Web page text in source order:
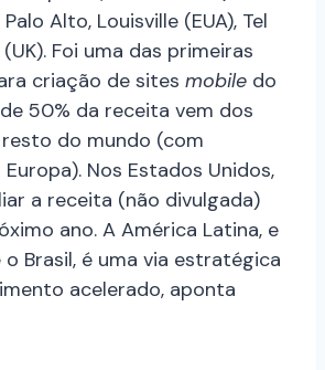
Alto, Louisville (EUA), Tel
Foi uma das primeiras
criação de sites mobile do
50% da receita vem dos
resto do mundo (com
Nos Estados Unidos,
a receita (não divulgada)
ano. A América Latina, e
Brasil, é uma via estratégica
acelerado, aponta